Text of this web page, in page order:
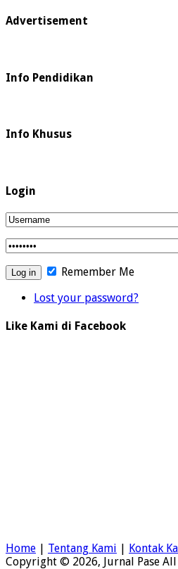
Advertisement
Info Pendidikan
Info Khusus
Login
Remember Me
Lost your password?
Like Kami di Facebook
Home | Tentang Kami | Kontak
Copyright © 2026, Jurnal Pase All